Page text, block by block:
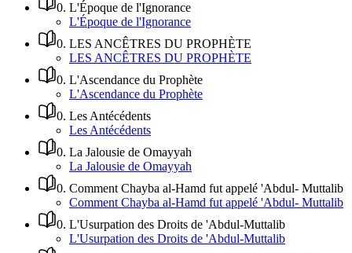
0. L'Époque de l'Ignorance
L'Époque de l'Ignorance
0. LES ANCÊTRES DU PROPHÈTE
LES ANCÊTRES DU PROPHÈTE
0. L'Ascendance du Prophète
L'Ascendance du Prophète
0. Les Antécédents
Les Antécédents
0. La Jalousie de Omayyah
La Jalousie de Omayyah
0. Comment Chayba al-Hamd fut appelé 'Abdul- Muttalib
Comment Chayba al-Hamd fut appelé 'Abdul- Muttalib
0. L'Usurpation des Droits de 'Abdul-Muttalib
L'Usurpation des Droits de 'Abdul-Muttalib